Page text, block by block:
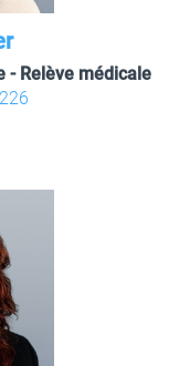
- Relève médicale